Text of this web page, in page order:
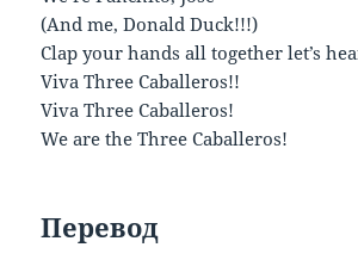
(And me, Donald Duck!!!)
Clap your hands all together let’s
Viva Three Caballeros!!
Viva Three Caballeros!
We are the Three Caballeros!
Перевод